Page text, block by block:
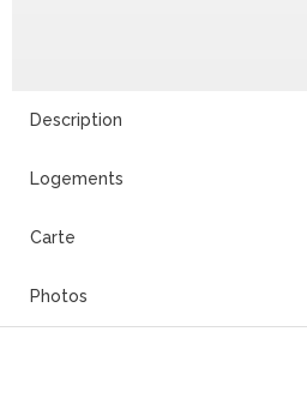
Description
Logements
Carte
Photos